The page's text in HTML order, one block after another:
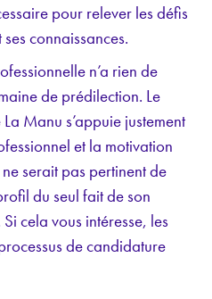
pour relever les défis
connaissances.
n’a rien de
de prédilection. Le
Manu s’appuie justement
et la motivation
serait pas pertinent de
du seul fait de son
cela vous intéresse, les
de candidature